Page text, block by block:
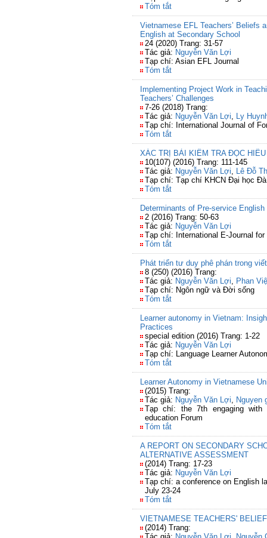
Tóm tắt
Vietnamese EFL Teachers’ Beliefs
English at Secondary School
24 (2020) Trang: 31-57
Tác giả: Nguyễn Văn Lợi
Tạp chí: Asian EFL Journal
Tóm tắt
Implementing Project Work in
Teachers’ Challenges
7-26 (2018) Trang:
Tác giả: Nguyễn Văn Lợi, Ly
Tạp chí: International Journal of
Tóm tắt
XÁC TRỊ BÀI KIỂM TRA ĐỌC
10(107) (2016) Trang: 111-145
Tác giả: Nguyễn Văn Lợi, Lê Đỗ
Tạp chí: Tạp chí KHCN Đại học
Tóm tắt
Determinants of Pre-service
2 (2016) Trang: 50-63
Tác giả: Nguyễn Văn Lợi
Tạp chí: International E-Journal for
Tóm tắt
Phát triển tư duy phê phán trong
8 (250) (2016) Trang:
Tác giả: Nguyễn Văn Lợi, Phan
Tạp chí: Ngôn ngữ và Đời sống
Tóm tắt
Learner autonomy in Vietnam:
Practices
special edition (2016) Trang: 1-22
Tác giả: Nguyễn Văn Lợi
Tạp chí: Language Learner
Tóm tắt
Learner Autonomy in Vietnamese
(2015) Trang:
Tác giả: Nguyễn Văn Lợi, Nguyen
Tạp chí: the 7th engaging with
education Forum
Tóm tắt
A REPORT ON SECONDARY
ALTERNATIVE ASSESSMENT
(2014) Trang: 17-23
Tác giả: Nguyễn Văn Lợi
Tạp chí: a conference on English
July 23-24
Tóm tắt
VIETNAMESE TEACHERS'
(2014) Trang: